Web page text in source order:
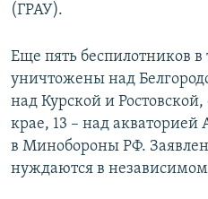
(ГРАУ).
Еще пять беспилотников
уничтожены над
над Курской и
крае, 13 – над акваторией
в Минобороны РФ.
нуждаются в